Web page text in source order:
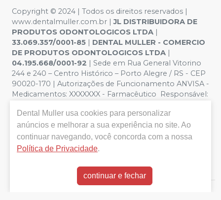
Copyright © 2024 | Todos os direitos reservados |
www.dentalmuller.com.br |JL DISTRIBUIDORA DE
PRODUTOS ODONTOLOGICOS LTDA |
33.069.357/0001-85 | DENTAL MULLER - COMERCIO
DE PRODUTOS ODONTOLOGICOS LTDA |
04.195.668/0001-92 | Sede em Rua General Vitorino
244 e 240 – Centro Histórico – Porto Alegre / RS - CEP
90020-170 | Autorizações de Funcionamento ANVISA -
Medicamentos: XXXXXXX - Farmacêutico Responsável:
Segurança - Fotos meramente ilustrativas - Os preços e
condições da loja virtual estão sujeitos a alterações. Em
caso de divergência de preços no site, o valor válido é o
do Carrinho de Compra. Não vendemos por atacado,
compras de grandes volumes pelo site.
Dental Muller usa cookies para personalizar
anúncios e melhorar a sua experiência no site. Ao
continuar navegando, você concorda com a nossa
Política de Privacidade.
continuar e fechar